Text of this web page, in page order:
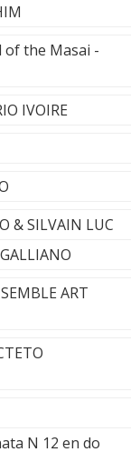
of the Masai -
IVOIRE
& SILVAIN LUC
ART
N 12 en do